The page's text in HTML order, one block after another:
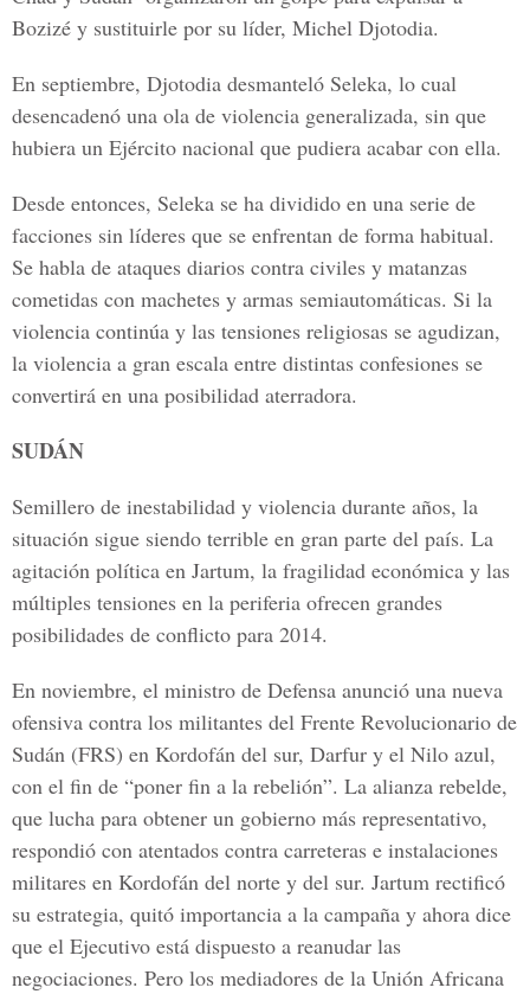
Bozizé y sustituirle por su líder, Michel Djotodia.
En septiembre, Djotodia desmanteló Seleka, lo cual
desencadenó una ola de violencia generalizada, sin que
hubiera un Ejército nacional que pudiera acabar con ella.
Desde entonces, Seleka se ha dividido en una serie de
facciones sin líderes que se enfrentan de forma habitual.
Se habla de ataques diarios contra civiles y matanzas
cometidas con machetes y armas semiautomáticas. Si la
violencia continúa y las tensiones religiosas se agudizan,
la violencia a gran escala entre distintas confesiones se
convertirá en una posibilidad aterradora.
SUDÁN
Semillero de inestabilidad y violencia durante años, la
situación sigue siendo terrible en gran parte del país. La
agitación política en Jartum, la fragilidad económica y las
múltiples tensiones en la periferia ofrecen grandes
posibilidades de conflicto para 2014.
En noviembre, el ministro de Defensa anunció una nueva
ofensiva contra los militantes del Frente Revolucionario de
Sudán (FRS) en Kordofán del sur, Darfur y el Nilo azul,
con el fin de “poner fin a la rebelión”. La alianza rebelde,
que lucha para obtener un gobierno más representativo,
respondió con atentados contra carreteras e instalaciones
militares en Kordofán del norte y del sur. Jartum rectificó
su estrategia, quitó importancia a la campaña y ahora dice
que el Ejecutivo está dispuesto a reanudar las
negociaciones. Pero los mediadores de la Unión Africana